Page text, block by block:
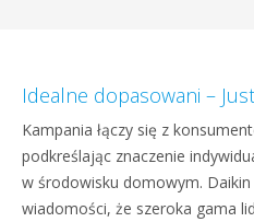
Idealne dopasowani –
Kampania łączy się z
podkreślając znaczenie
w środowisku domowym.
wiadomości, że szeroka gama